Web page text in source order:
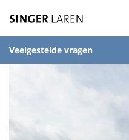
Veelgestelde vragen